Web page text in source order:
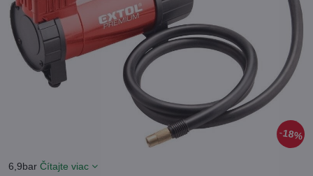
18%
6,9bar Čítajte viac